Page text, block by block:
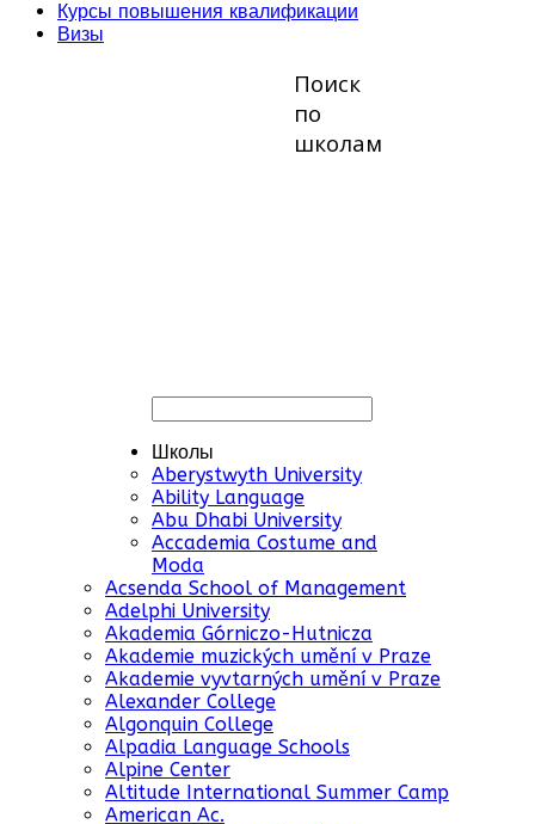
Курсы повышения квалификации
Визы
Поиск
по
школам
Школы
Aberystwyth University
Ability Language
Abu Dhabi University
Accademia Costume and
Moda
Acsenda School of Management
Adelphi University
Akademia Górniczo-Hutnicza
Akademie muzických umění v Praze
Akademie vyvtarných umění v Praze
Alexander College
Algonquin College
Alpadia Language Schools
Alpine Center
Altitude International Summer Camp
American Ac.